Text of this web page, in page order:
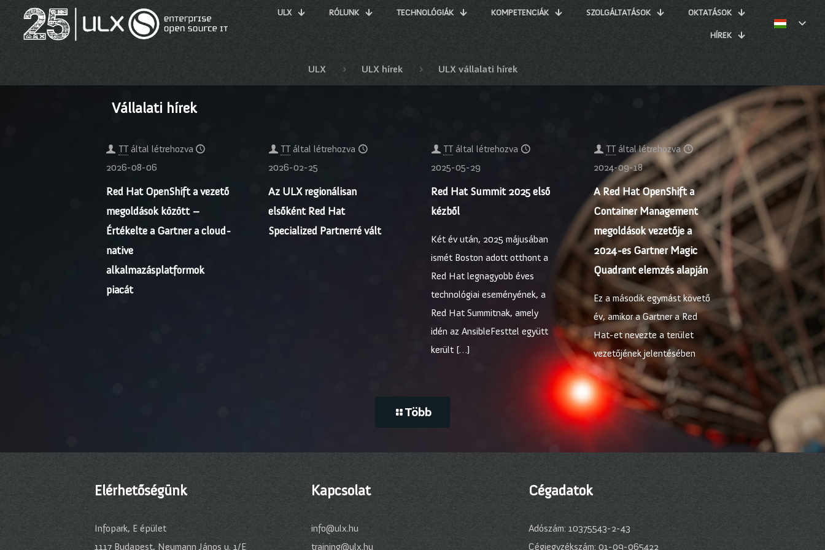
ULX RÓLUNK TECHNOLÓGIÁK KOMPETENCIÁK SZOLGÁLTATÁSOK OKTATÁSOK
HÍREK
ULX ULX hírek ULX vállalati hírek
Vállalati hírek
TT által létrehozva
2026-08-06
Red Hat OpenShift a vezető
megoldások között –
Értékelte a Gartner a cloud-
native
alkalmazásplatformok
piacát
TT által létrehozva
2026-02-25
Az ULX regionálisan
elsőként Red Hat
Specialized Partnerré vált
TT által létrehozva
2025-05-29
Red Hat Summit 2025 első
kézből
Két év után, 2025 májusában
ismét Boston adott otthont a
Red Hat legnagyobb éves
technológiai eseményének, a
Red Hat Summitnak, amely
idén az AnsibleFesttel együtt
került[…]
TT által létrehozva
2024-09-18
A Red Hat OpenShift a
Container Management
megoldások vezetője a
2024-es Gartner Magic
Quadrant elemzés alapján
Ez a második egymást követő
év, amikor a Gartner a Red
Hat-et nevezte a terület
vezetőjének jelentésében
Több
Elérhetőségünk
Infopark, E épület
1117 Budapest, Neumann János u. 1/E
Kapcsolat
info@ulx.hu
training@ulx.hu
Cégadatok
Adószám: 10375543-2-43
Cégjegyzékszám: 01-09-065422